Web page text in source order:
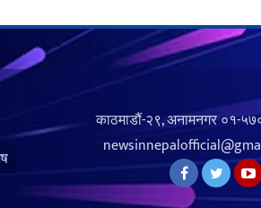
काठमाडौं-२९, अनामनगर०१-